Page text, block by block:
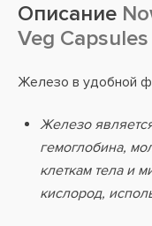
Описание
Veg Capsules
Железо в удобной
Железо
гемоглобина,
клеткам тела и
кислород,